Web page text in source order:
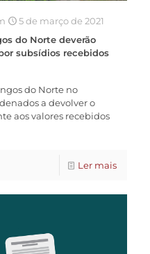
5 de março de 2021
do Norte deverão
subsídios recebidos
do Norte no
a devolver o
aos valores recebidos
Ler mais